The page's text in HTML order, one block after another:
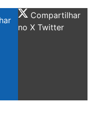
Compartilhar
no X Twitter